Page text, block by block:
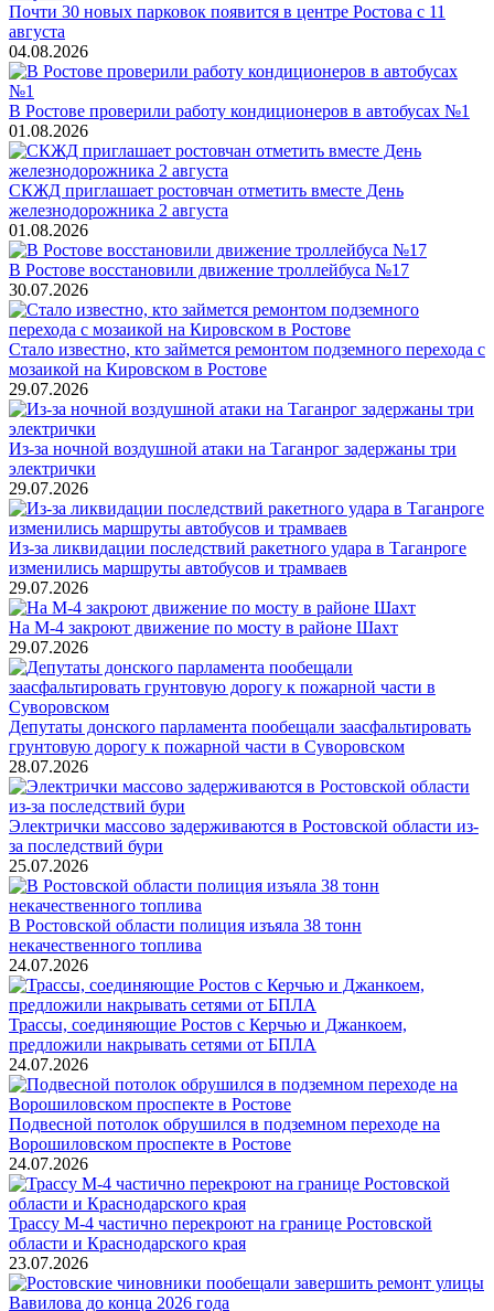
Почти 30 новых парковок появится в центре Ростова с 11
августа
04.08.2026
В Ростове проверили работу кондиционеров в автобусах №1
01.08.2026
СКЖД приглашает ростовчан отметить вместе День
железнодорожника 2 августа
01.08.2026
В Ростове восстановили движение троллейбуса №17
30.07.2026
Стало известно, кто займется ремонтом подземного перехода с
мозаикой на Кировском в Ростове
29.07.2026
Из-за ночной воздушной атаки на Таганрог задержаны три
электрички
29.07.2026
Из-за ликвидации последствий ракетного удара в Таганроге
изменились маршруты автобусов и трамваев
29.07.2026
На М-4 закроют движение по мосту в районе Шахт
29.07.2026
Депутаты донского парламента пообещали заасфальтировать
грунтовую дорогу к пожарной части в Суворовском
28.07.2026
Электрички массово задерживаются в Ростовской области из-
за последствий бури
25.07.2026
В Ростовской области полиция изъяла 38 тонн
некачественного топлива
24.07.2026
Трассы, соединяющие Ростов с Керчью и Джанкоем,
предложили накрывать сетями от БПЛА
24.07.2026
Подвесной потолок обрушился в подземном переходе на
Ворошиловском проспекте в Ростове
24.07.2026
Трассу М-4 частично перекроют на границе Ростовской
области и Краснодарского края
23.07.2026